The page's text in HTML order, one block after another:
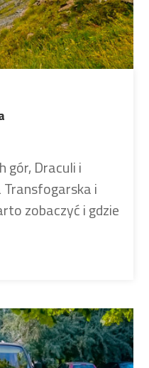
gór, Draculi i
Transfogarska i
zobaczyć i gdzie